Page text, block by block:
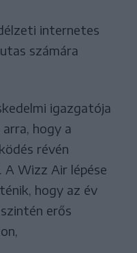
internetes
számára
igazgatója
hogy a
révén
Wizz Air lépése
hogy az év
erős